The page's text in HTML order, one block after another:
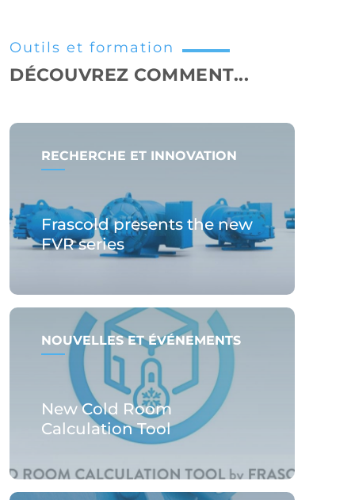
Outils et formation
DÉCOUVREZ COMMENT...
RECHERCHE ET INNOVATION
Frascold presents the new
FVR series
NOUVELLES ET ÉVÉNEMENTS
New Cold Room
Calculation Tool